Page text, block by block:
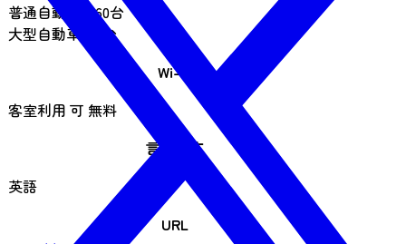
普通自動車：60台
大型自動車：5台
Wi-Fi
客室利用 可 無料
言語対応
英語
URL